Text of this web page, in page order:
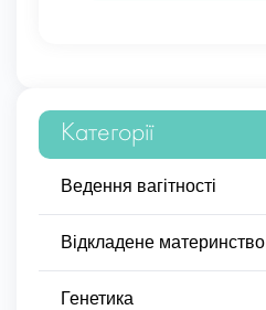
Категорії
Ведення вагітності
Відкладене материнство
Генетика